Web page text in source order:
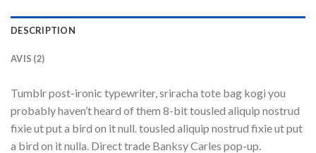
DESCRIPTION
AVIS (2)
Tumblr post-ironic typewriter, sriracha tote bag kogi you
probably haven’t heard of them 8-bit tousled aliquip nostrud
fixie ut put a bird on it null. tousled aliquip nostrud fixie ut put
a bird on it nulla. Direct trade Banksy Carles pop-up.